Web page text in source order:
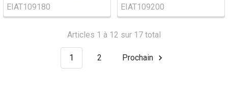
EIAT109180 EIAT109200
Articles 1 à 12 sur 17 total
1 2 Prochain